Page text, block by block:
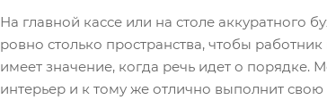
На главной кассе или на столе аккуратного
ровно столько пространства, чтобы
имеет значение, когда речь идет о
интерьер и к тому же отлично выполнит свою